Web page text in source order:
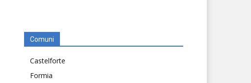
Comuni
Castelforte
Formia